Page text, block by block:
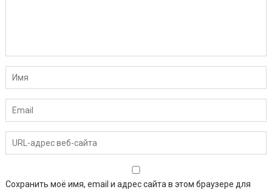
Сохранить моё имя, email и адрес сайта в этом браузере для